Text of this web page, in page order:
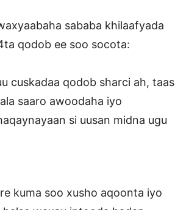
sababa khilaafyada
qodob ee soo socota:
cuskadaa qodob sharci ah, taas
saaro awoodaha iyo
si uusan midna ugu
kuma soo xusho aqoonta iyo